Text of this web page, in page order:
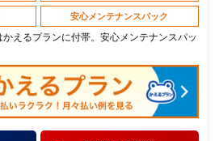
安心メンテナンスパック
えるプランに付帯。安心メンテナンスパッ